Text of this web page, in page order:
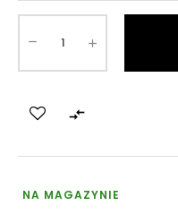

NA MAGAZYNIE